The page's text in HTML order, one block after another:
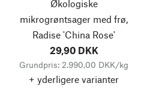
Økologiske
mikrogrøntsager med frø,
Radise 'China Rose'
29,90 DKK
Grundpris: 2.990,00 DKK/kg
+ yderligere varianter